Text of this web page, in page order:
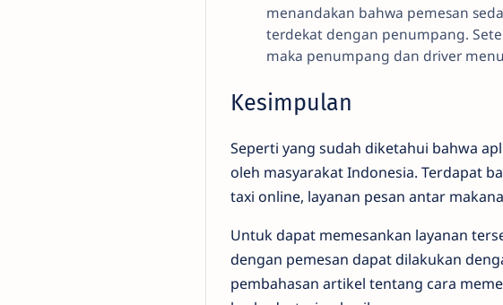
menandakan bahwa pemesan
terdekat dengan penumpang.
maka penumpang dan driver
Kesimpulan
Seperti yang sudah diketahui bahwa
oleh masyarakat Indonesia. Terdapat
taxi online, layanan pesan antar
Untuk dapat memesankan layanan
dengan pemesan dapat dilakukan
pembahasan artikel tentang cara